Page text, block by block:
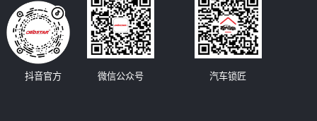
微信公众号
抖音官方 汽车锁匠